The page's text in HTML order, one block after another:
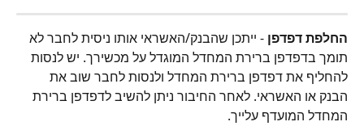
החלפת דפדפן - ייתכן שהבנק/האשראי אותו ניסית לחבר לא
תומך בדפדפן ברירת המחדל המוגדל על מכשירך. יש לנסות
להחליף את דפדפן ברירת המחדל ולנסות לחבר שוב את
הבנק או האשראי. לאחר החיבור ניתן להשיב לדפדפן ברירת
המחדל המועדף עלייך.